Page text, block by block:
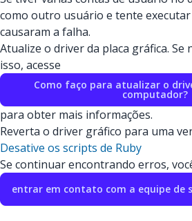
como outro usuário e tente executar
causaram a falha.
Atualize o driver da placa gráfica.
isso, acesse
Como faço para atualizar o
computador?
para obter mais informações.
Reverta o driver gráfico para uma
Desative os scripts de Ruby
Se continuar encontrando erros,
entrar em contato com a equipe de